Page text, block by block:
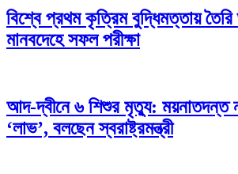
বিশ্বে প্রথম কৃত্রিম বুদ্ধিমত্তায়
মানবদেহে সফল পরীক্ষা
আদ-দ্বীনে ৬ শিশুর মৃত্যু: ময়নাতদন্ত
‘লাভ’, বলছেন স্বরাষ্ট্রমন্ত্রী